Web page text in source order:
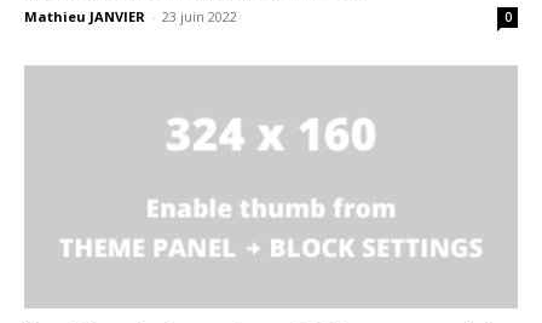
Mathieu JANVIER - 23 juin 2022 0